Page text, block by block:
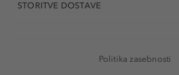
STORITVE DOSTAVE
Politika zasebnosti